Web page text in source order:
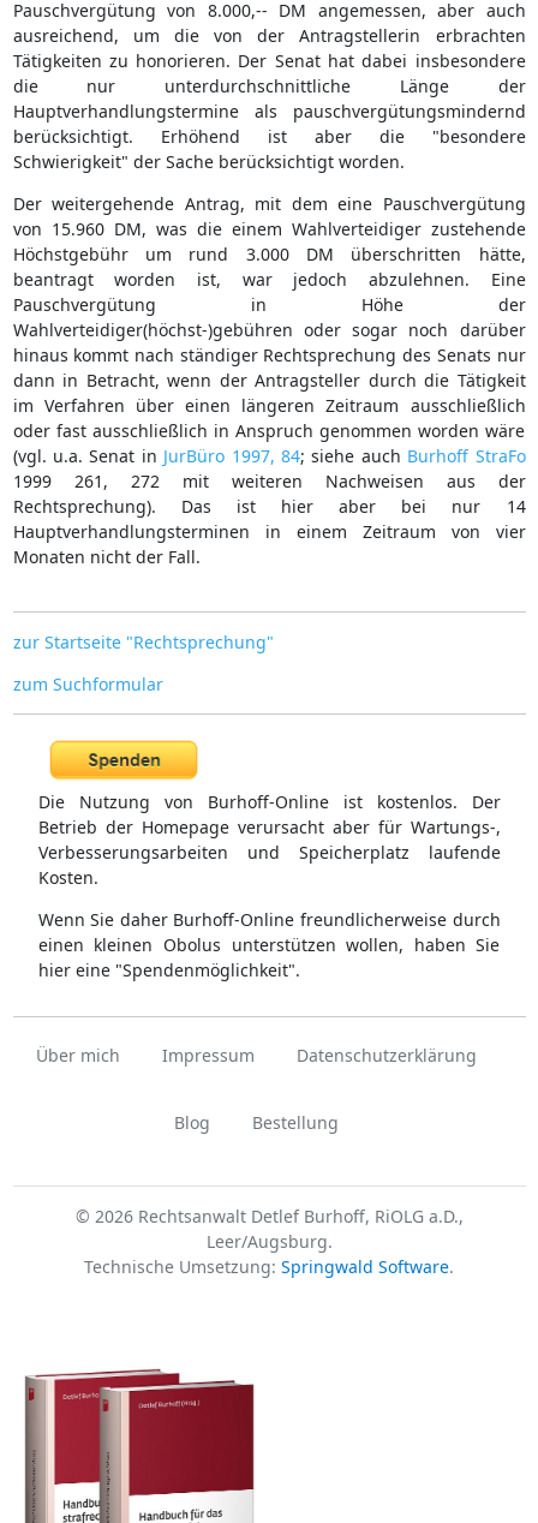
Pauschvergütung von 8.000,-- DM angemessen, aber auch
ausreichend, um die von der Antragstellerin erbrachten
Tätigkeiten zu honorieren. Der Senat hat dabei insbesondere
die nur unterdurchschnittliche Länge der
Hauptverhandlungstermine als pauschvergütungsmindernd
berücksichtigt. Erhöhend ist aber die "besondere
Schwierigkeit" der Sache berücksichtigt worden.
Der weitergehende Antrag, mit dem eine Pauschvergütung
von 15.960 DM, was die einem Wahlverteidiger zustehende
Höchstgebühr um rund 3.000 DM überschritten hätte,
beantragt worden ist, war jedoch abzulehnen. Eine
Pauschvergütung in Höhe der
Wahlverteidiger(höchst-)gebühren oder sogar noch darüber
hinaus kommt nach ständiger Rechtsprechung des Senats nur
dann in Betracht, wenn der Antragsteller durch die Tätigkeit
im Verfahren über einen längeren Zeitraum ausschließlich
oder fast ausschließlich in Anspruch genommen worden wäre
(vgl. u.a. Senat in JurBüro 1997, 84; siehe auch Burhoff StraFo
1999 261, 272 mit weiteren Nachweisen aus der
Rechtsprechung). Das ist hier aber bei nur 14
Hauptverhandlungsterminen in einem Zeitraum von vier
Monaten nicht der Fall.
zur Startseite "Rechtsprechung"
zum Suchformular
Die Nutzung von Burhoff-Online ist kostenlos. Der
Betrieb der Homepage verursacht aber für Wartungs-,
Verbesserungsarbeiten und Speicherplatz laufende
Kosten.
Wenn Sie daher Burhoff-Online freundlicherweise durch
einen kleinen Obolus unterstützen wollen, haben Sie
hier eine "Spendenmöglichkeit".
Über mich Impressum Datenschutzerklärung
Blog Bestellung
© 2026 Rechtsanwalt Detlef Burhoff, RiOLG a.D.,
Leer/Augsburg.
Technische Umsetzung: Springwald Software.